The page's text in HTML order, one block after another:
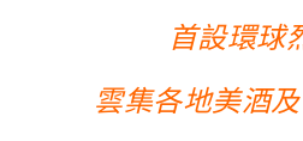
首設環球
雲集各地美酒